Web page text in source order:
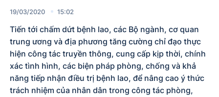
19/03/2020 15:02
Tiến tới chấm dứt bệnh lao, các Bộ ngành, cơ quan
trung ương và địa phương tăng cường chỉ đạo thực
hiện công tác truyền thông, cung cấp kịp thời, chính
xác tình hình, các biện pháp phòng, chống và khả
năng tiếp nhận điều trị bệnh lao, để nâng cao ý thức
trách nhiệm của nhân dân trong công tác phòng,